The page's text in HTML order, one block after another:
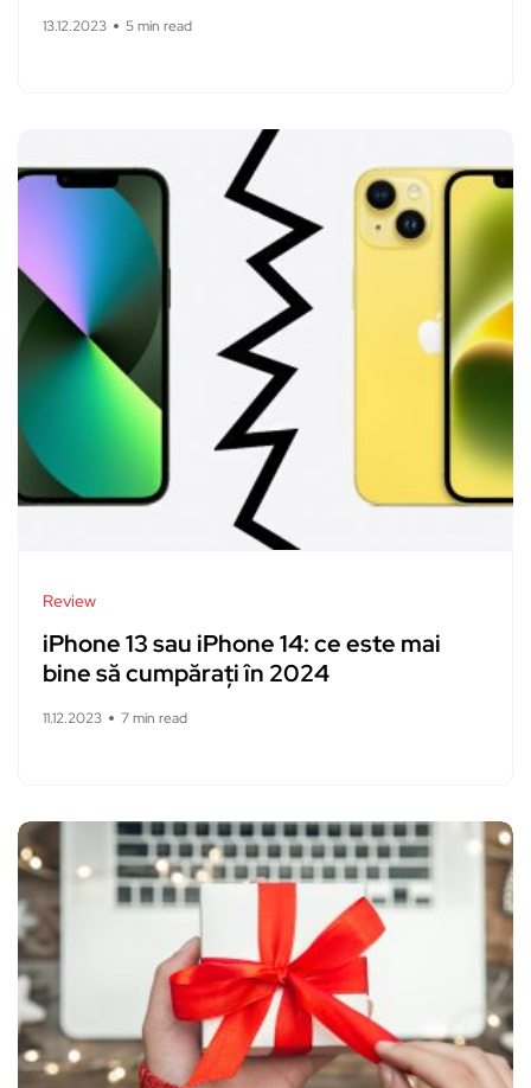
13.12.2023 5 min read
Review
iPhone 13 sau iPhone 14: ce este mai
bine să cumpărați în 2024
11.12.2023 7 min read